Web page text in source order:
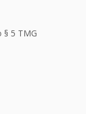
5 TMG